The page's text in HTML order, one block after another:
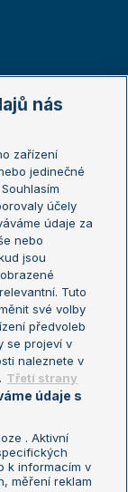
nás
zařízení
jedinečné
účely
údaje za
nebo
jsou
Tuto
své volby
předvoleb
se projeví v
naleznete v
Třetí strany
údaje s
. Aktivní
k informacím v
měření reklam